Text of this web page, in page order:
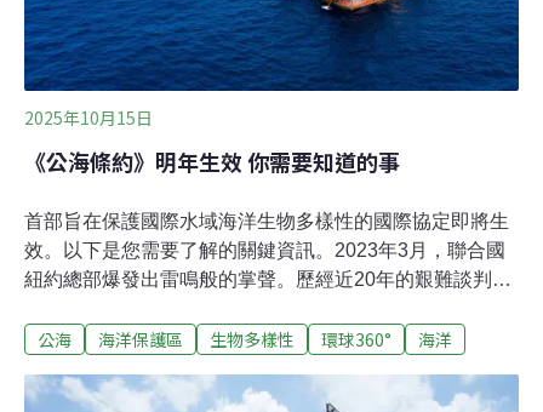
焦京津冀及週邊地區、長三角地區，並新增黃河中游的汾
2025年10月15日
《公海條約》明年生效 你需要知道的事
首部旨在保護國際水域海洋生物多樣性的國際協定即將生
效。以下是您需要了解的關鍵資訊。2023年3月，聯合國
紐約總部爆發出雷鳴般的掌聲。歷經近20年的艱難談判，
以外區域海洋生物多樣性協定》（Biodiversity Beyond
生物多樣性、海洋資源以及特有物種，並推動惠益共享。
公海 海洋保護區 生物多樣性 環球360° 海洋